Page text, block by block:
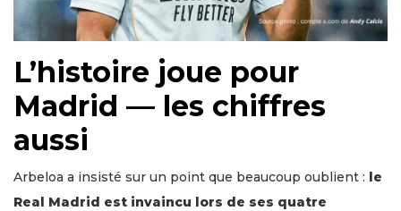
L’histoire joue pour
Madrid — les chiffres
aussi
Arbeloa a insisté sur un point que beaucoup oublient : le
Real Madrid est invaincu lors de ses quatre